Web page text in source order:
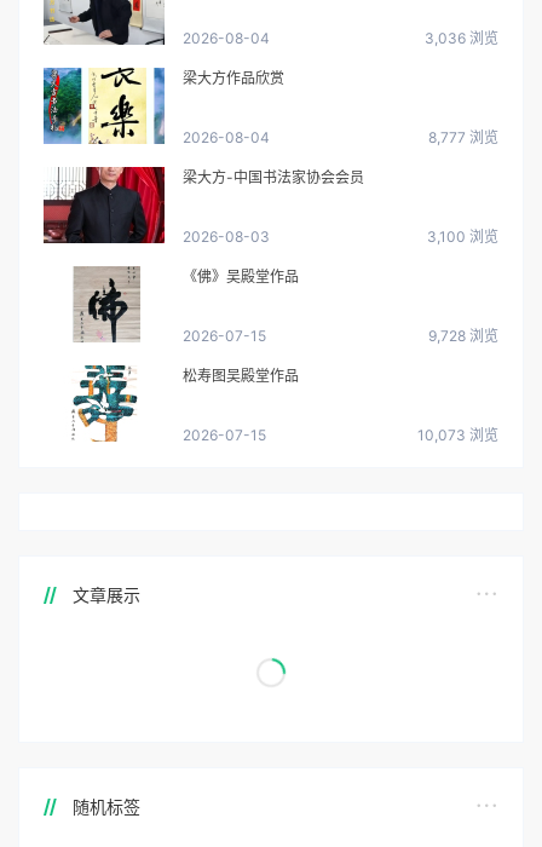
2026-08-04 3,036 浏览
梁大方作品欣赏
2026-08-04 8,777 浏览
梁大方-中国书法家协会会员
2026-08-03 3,100 浏览
《佛》吴殿堂作品
2026-07-15 9,728 浏览
松寿图吴殿堂作品
2026-07-15 10,073 浏览
文章展示
随机标签